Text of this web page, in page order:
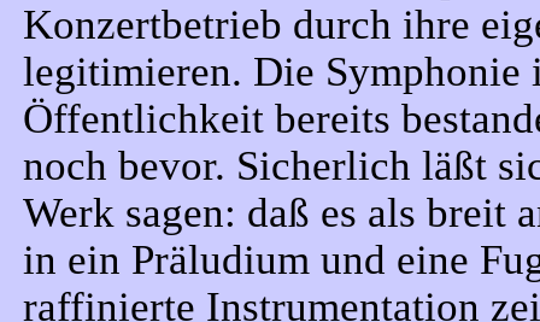
Konzertbetrieb durch ihre
legitimieren. Die Symphonie
Öffentlichkeit bereits
noch bevor. Sicherlich läßt
Werk sagen: daß es als breit
in ein Präludium und eine
raffinierte Instrumentation